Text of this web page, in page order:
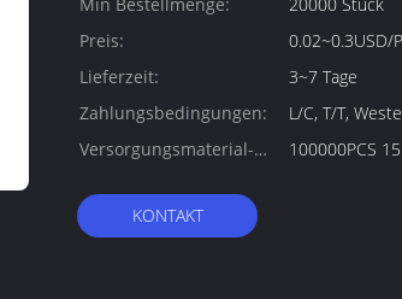
Preis:
0.02~0.3USD/
Lieferzeit:
3~7 Tage
Zahlungsbedingungen:
L/C, T/T,
Versorgungsmaterial-
100000PCS
KONTAKT